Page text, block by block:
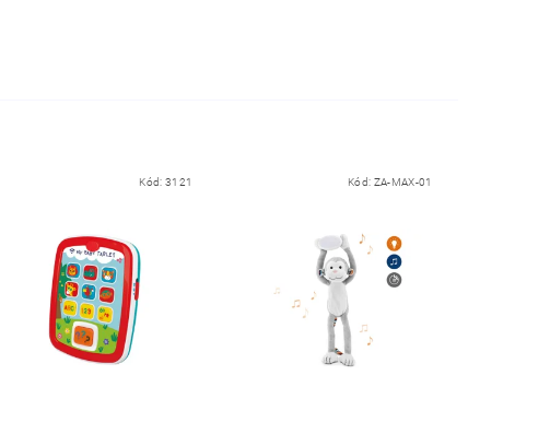
Kód: 3121 Kód: ZA-MAX-01